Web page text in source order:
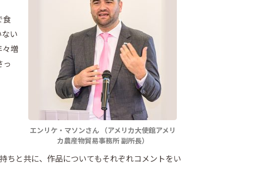
エンリケ・マソンさん （アメリカ大使館アメリ
カ農産物貿易事務所 副所長）
食
い
増
っ
ちと共に、作品についてもそれぞれコメントをい